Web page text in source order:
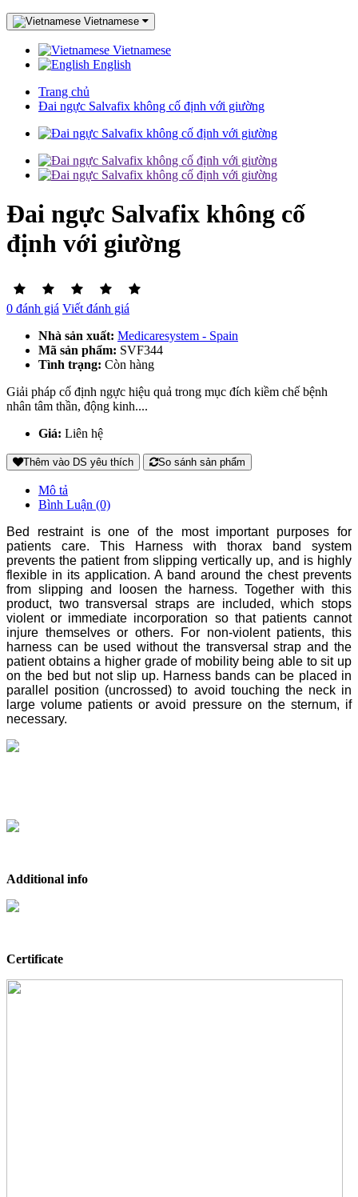
Vietnamese
Vietnamese
English
Trang chủ
Đai ngực Salvafix không cố định với giường
Đai ngực Salvafix không cố
định với giường
0 đánh giá Viết đánh giá
Nhà sản xuất: Medicaresystem - Spain
Mã sản phẩm: SVF344
Tình trạng: Còn hàng
Giải pháp cố định ngực hiệu quả trong mục đích kiềm chế bệnh
nhân tâm thần, động kinh....
Giá: Liên hệ
Thêm vào DS yêu thích So sánh sản phẩm
Mô tả
Bình Luận (0)
Bed restraint is one of the most important purposes for
patients care. This Harness with thorax band system
prevents the patient from slipping vertically up, and is highly
flexible in its application. A band around the chest prevents
from slipping and loosen the harness. Together with this
product, two transversal straps are included, which stops
violent or immediate incorporation so that patients cannot
injure themselves or others. For non-violent patients, this
harness can be used without the transversal strap and the
patient obtains a higher grade of mobility being able to sit up
on the bed but not slip up. Harness bands can be placed in
parallel position (uncrossed) to avoid touching the neck in
large volume patients or avoid pressure on the sternum, if
necessary.
Additional info
Certificate